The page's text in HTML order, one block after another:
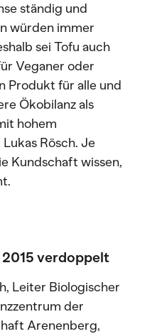
ständig und
würden immer
sei Tofu auch
Veganer oder
Produkt für alle und
Ökobilanz als
hohem
Rösch. Je
Kundschaft wissen,
verdoppelt
Leiter Biologischer
der
Arenenberg,